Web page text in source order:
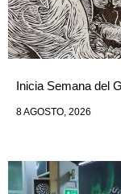
Inicia Semana del
8 AGOSTO, 2026